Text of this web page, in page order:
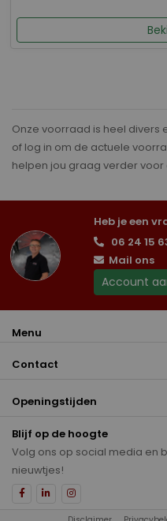
Onze voorraad is heel divers
of log in om de actuele
helpen jou graag verder voor
Heb je een
06 24 15
Mail ons
Account
Menu
Contact
Openingstijden
Blijf op de hoogte
Volg ons op social media en
nieuwtjes!